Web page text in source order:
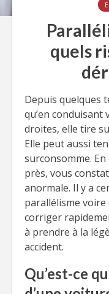
quels
Depuis quelques
qu’en
droites, elle tire
Elle peut aussi
surconsomme.
près, vous
anormale. Il y a
parallélisme voire
corriger
à prendre à la
accident.
Qu’est-ce